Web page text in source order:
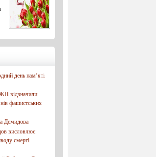
день пам’яті
відзначили
фашистських
Демидова
висловлює
смерті